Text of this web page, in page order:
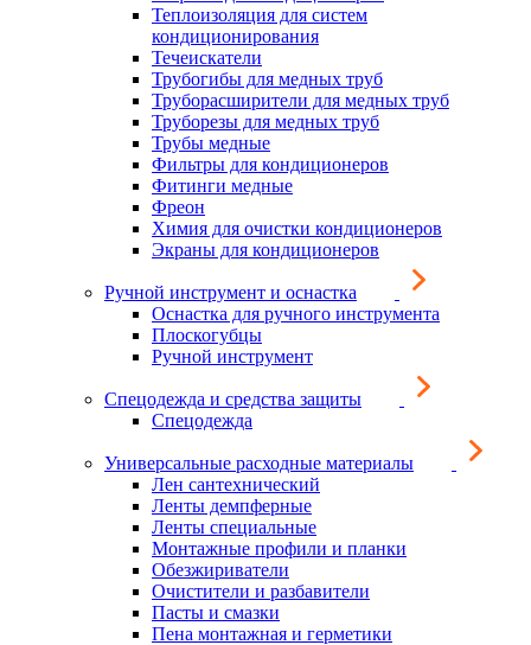
Теплоизоляция для систем
кондиционирования
Течеискатели
Трубогибы для медных труб
Труборасширители для медных труб
Труборезы для медных труб
Трубы медные
Фильтры для кондиционеров
Фитинги медные
Фреон
Химия для очистки кондиционеров
Экраны для кондиционеров
Ручной инструмент и оснастка
Оснастка для ручного инструмента
Плоскогубцы
Ручной инструмент
Спецодежда и средства защиты
Спецодежда
Универсальные расходные материалы
Лен сантехнический
Ленты демпферные
Ленты специальные
Монтажные профили и планки
Обезжириватели
Очистители и разбавители
Пасты и смазки
Пена монтажная и герметики